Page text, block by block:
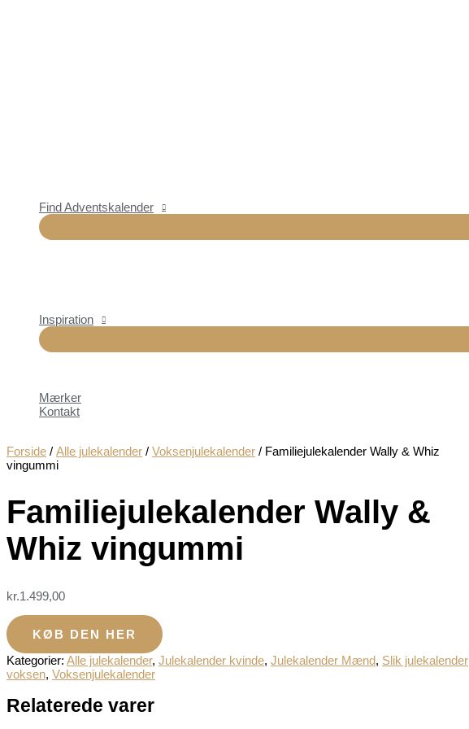
Find Adventskalender
Inspiration
Mærker
Kontakt
Forside / Alle julekalender / Voksenjulekalender / Familiejulekalender Wally & Whiz
vingummi
Familiejulekalender Wally &
Whiz vingummi
kr.1.499,00
KØB DEN HER
Kategorier: Alle julekalender, Julekalender kvinde, Julekalender Mænd, Slik julekalender
voksen, Voksenjulekalender
Relaterede varer